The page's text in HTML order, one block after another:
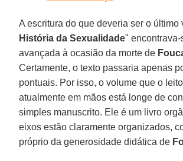
A escritura do que deveria ser o último
História da Sexualidade"
avançada à ocasião da morte de
Certamente, o texto passaria apenas
pontuais. Por isso, o volume que o
atualmente em mãos está longe de
simples manuscrito. Ele é um livro
eixos estão claramente organizados,
próprio da generosidade didática de